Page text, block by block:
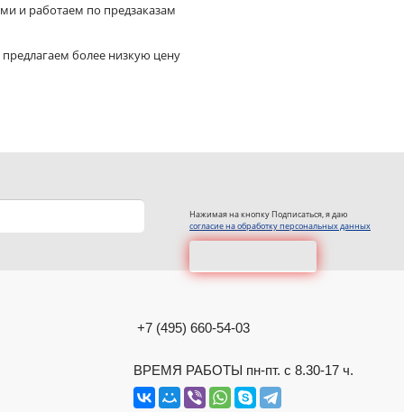
и работаем по предзаказам
более низкую цену
Нажимая на кнопку Подписаться, я даю
согласие на обработку персональных данных
+7 (495) 660-54-03
ВРЕМЯ РАБОТЫ пн-пт. с 8.30-17 ч.